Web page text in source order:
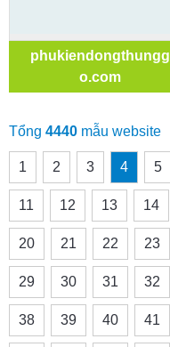
phukiendongthungg
o.com
Tổng 4440 mẫu website
1 2 3 4 5
11 12 13 14
20 21 22 23
29 30 31 32
38 39 40 41